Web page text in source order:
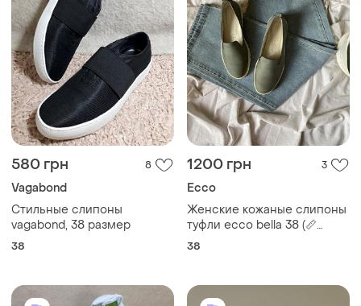
580 грн 8
Vagabond
Стильные слипоны
vagabond, 38 размер
38
1200 грн 3
Ecco
Женские кожаные слипоны
туфли ecco bella 38 (📏
24.5см.)
38